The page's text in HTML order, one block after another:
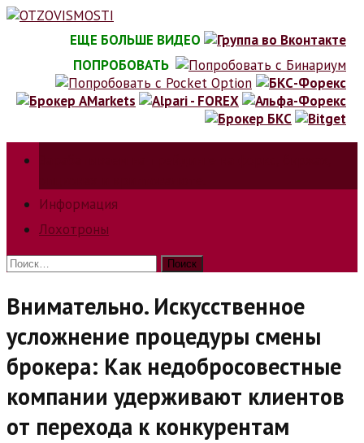
Skip
ЕЩЕ БОЛЬШЕ ВИДЕО
ПОПРОБОВАТЬ
Информация
Лохотроны
Найти:
Внимательно. Искусственное
усложнение процедуры смены
брокера: Как недобросовестные
компании удерживают клиентов
от перехода к конкурентам